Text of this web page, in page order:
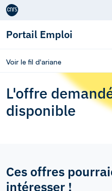
Aller au contenu
Portail Emploi
Voir le fil d'ariane
L'offre
disponible
Ces offres
intéresser !